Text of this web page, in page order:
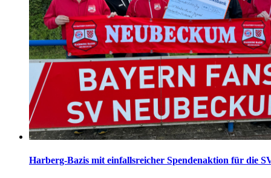
Harberg-Bazis mit einfallsreicher Spendenaktion für die